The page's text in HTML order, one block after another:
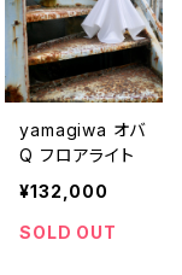
yamagiwa オバ
Q フロアライト
¥132,000
SOLD OUT